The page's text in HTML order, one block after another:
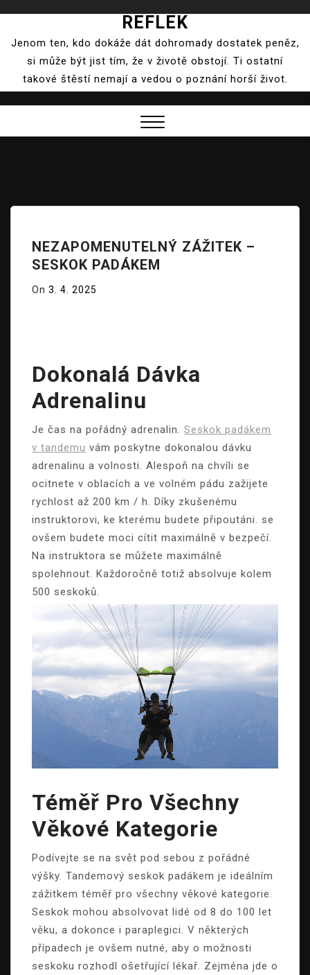
content
REFLEK
Jenom ten, kdo dokáže dát dohromady dostatek peněz,
si může být jist tím, že v životě obstojí. Ti ostatní
takové štěstí nemají a vedou o poznání horší život.
NEZAPOMENUTELNÝ ZÁŽITEK –
SESKOK PADÁKEM
On 3. 4. 2025
Dokonalá Dávka
Adrenalinu
Je čas na pořádný adrenalin. Seskok padákem
v tandemu vám poskytne dokonalou dávku
adrenalinu a volnosti. Alespoň na chvíli se
ocitnete v oblacích a ve volném pádu zažijete
rychlost až 200 km / h. Díky zkušenému
instruktorovi, ke kterému budete připoutáni. se
ovšem budete moci cítit maximálně v bezpečí.
Na instruktora se můžete maximálně
spolehnout. Každoročně totiž absolvuje kolem
500 seskoků.
Téměř Pro Všechny
Věkové Kategorie
Podívejte se na svět pod sebou z pořádné
výšky. Tandemový seskok padákem je ideálním
zážitkem téměř pro všechny věkové kategorie.
Seskok mohou absolvovat lidé od 8 do 100 let
věku, a dokonce i paraplegici. V některých
případech je ovšem nutné, aby o možnosti
seskoku rozhodl ošetřující lékař. Zejména jde o